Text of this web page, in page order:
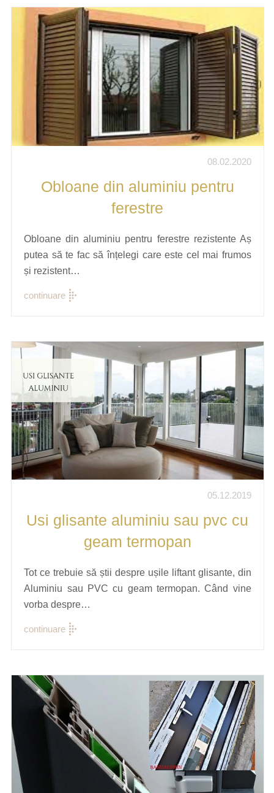
08.02.2020
Obloane din aluminiu pentru
ferestre
Obloane din aluminiu pentru ferestre rezistente Aș
putea să te fac să înțelegi care este cel mai frumos
și rezistent…
continuare
05.12.2019
Usi glisante aluminiu sau pvc cu
geam termopan
Tot ce trebuie să știi despre ușile liftant glisante, din
Aluminiu sau PVC cu geam termopan. Când vine
vorba despre…
continuare